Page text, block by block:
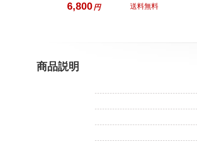
6,800円 送料無料
商品説明